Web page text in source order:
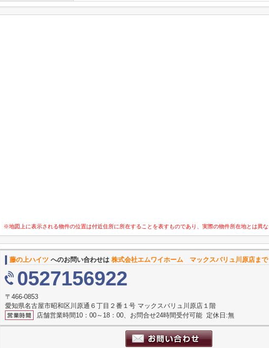
※地図上に表示される物件の位置は付近住所に所在することを表すものであり、実際の物件所在地とは異な
藤の上ハイツ へのお問い合わせは 株式会社エムワイホーム マックスバリュ川原店まで
0527156922
〒466-0853
愛知県名古屋市昭和区川原通６丁目２番１号 マックスバリュ川原店１階
店舗営業時間10：00～18：00、お問合せ24時間受付可能 定休日:無